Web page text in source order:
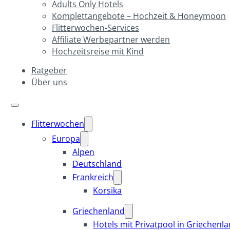
Adults Only Hotels
Komplettangebote – Hochzeit & Honeymoon
Flitterwochen-Services
Affiliate Werbepartner werden
Hochzeitsreise mit Kind
Ratgeber
Über uns
Flitterwochen
Europa
Alpen
Deutschland
Frankreich
Korsika
Griechenland
Hotels mit Privatpool in